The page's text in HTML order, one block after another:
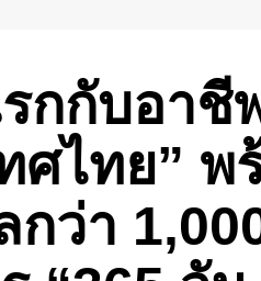
กกับอาชี
ศไทย” พ
กว่า